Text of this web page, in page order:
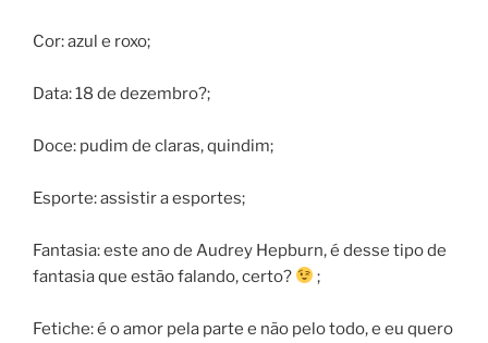
Cor: azul e roxo;
Data: 18 de dezembro?;
Doce: pudim de claras, quindim;
Esporte: assistir a esportes;
Fantasia: este ano de Audrey Hepburn, é desse tipo de
fantasia que estão falando, certo?
;
Fetiche: é o amor pela parte e não pelo todo, e eu quero